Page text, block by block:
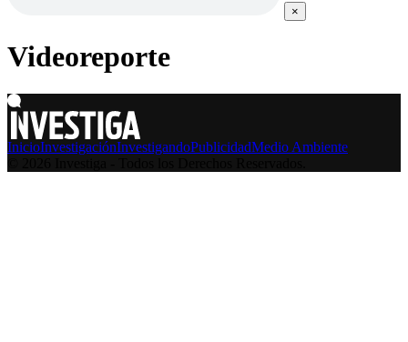
×
Videoreporte
InicioInvestigaciónInvestigandoPublicidadMedio Ambiente